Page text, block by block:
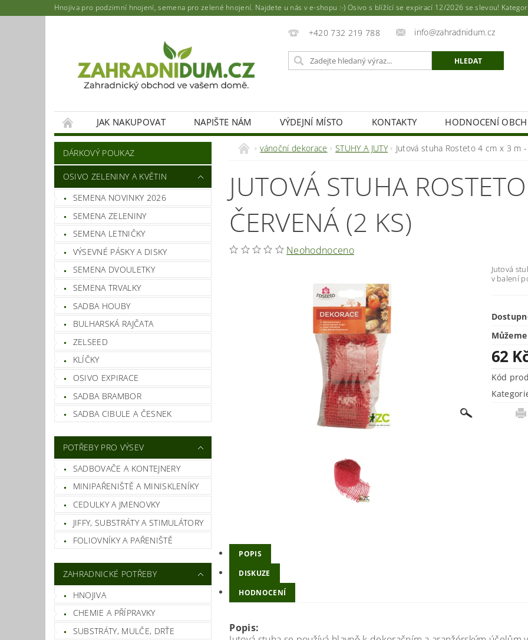
Hnojiva pro podzimní hnojení, semena pro zelené hnojení. Najdete u nás v e-shopu :-) Osivo s blížící se expirací 12/2026 se slevou! Kategorie
+420 732 219 788 info@zahradnidum.cz
JAK NAKUPOVAT NAPIŠTE NÁM VÝDEJNÍ MÍSTO KONTAKTY HODNOCENÍ
DÁRKOVÝ POUKAZ
OSIVO ZELENINY A KVĚTIN
SEMENA NOVINKY 2026
SEMENA ZELENINY
SEMENA LETNIČKY
VÝSEVNÉ PÁSKY A DISKY
SEMENA DVOULETKY
SEMENA TRVALKY
SADBA HOUBY
BULHARSKÁ RAJČATA
ZELSEED
KLÍČKY
OSIVO EXPIRACE
SADBA BRAMBOR
SADBA CIBULE A ČESNEK
POTŘEBY PRO VÝSEV
SADBOVAČE A KONTEJNERY
MINIPAŘENIŠTĚ A MINISKLENÍKY
CEDULKY A JMENOVKY
JIFFY, SUBSTRÁTY A STIMULÁTORY
FOLIOVNÍKY A PAŘENIŠTĚ
ZAHRADNICKÉ POTŘEBY
HNOJIVA
CHEMIE A PŘÍPRAVKY
SUBSTRÁTY, MULČE, DRŤE
vánoční dekorace STUHY A JUTY Jutová stuha Rosteto 4 cm x 3 m
JUTOVÁ STUHA
ČERVENÁ (2 KS)
Neohodnoceno
Jutová
v balení
62
Kód
POPIS
DISKUZE
HODNOCENÍ
Popis: